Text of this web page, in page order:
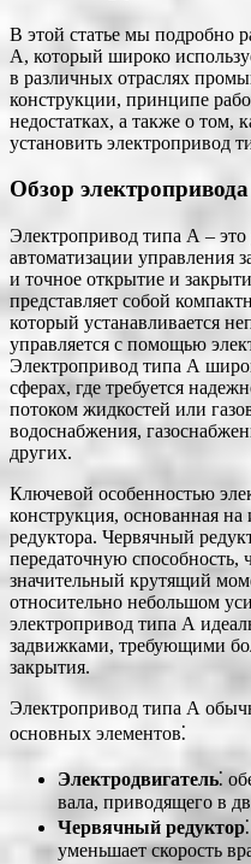
В этой статье мы подробно
А, который широко
в различных отраслях
конструкции, принципе
недостатках, а также о том,
установить электропривод
Обзор
Электропривод типа А – это
автоматизации управления
и точное открытие и
представляет собой
который устанавливается
управляется с помощью
Электропривод типа А
сферах, где требуется
потоком жидкостей или
водоснабжения,
других.
Ключевой особенностью
конструкция, основанная
редуктора. Червячный
передаточную способность,
значительный крутящий
относительно небольшом
электропривод типа А
задвижками, требующими
закрытия.
Электропривод типа А
основных элементов⁚
Электродвигатель⁚
вала, приводящего в
Червячный редуктор
уменьшает скорость